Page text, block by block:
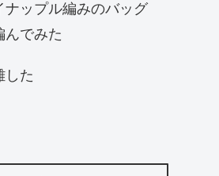
ナップル編みのバッグ
んでみた
した